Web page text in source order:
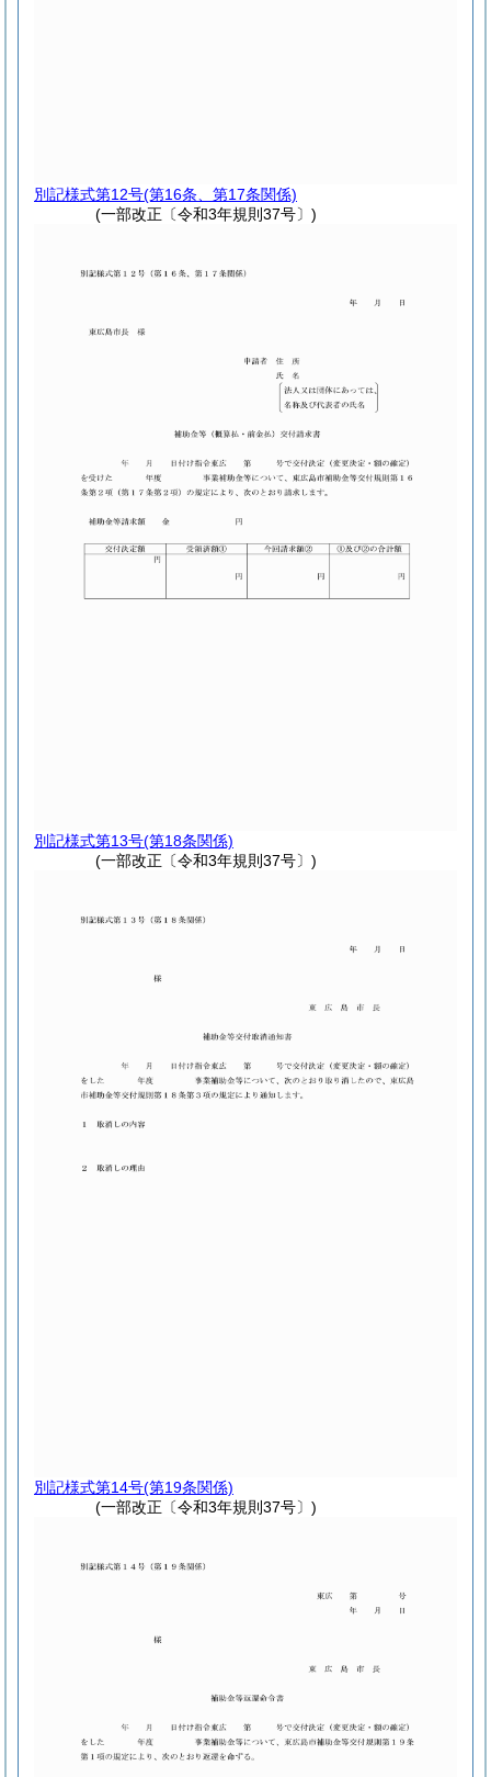
別記様式第12号(第16条、第17条関係)
(一部改正〔令和3年規則37号〕)
別記様式第13号(第18条関係)
(一部改正〔令和3年規則37号〕)
別記様式第14号(第19条関係)
(一部改正〔令和3年規則37号〕)